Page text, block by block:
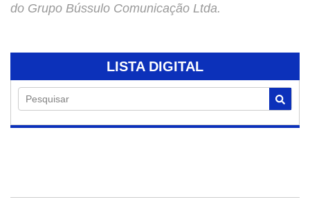
do Grupo Bússulo Comunicação Ltda.
LISTA DIGITAL
Pesquisar